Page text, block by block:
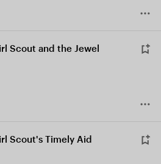
Scout and the Jewel
Scout's Timely Aid